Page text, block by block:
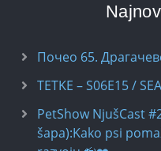
Почео 65.
TETKE – S06E15 /
PetShow NjušCast
šapa):Kako psi